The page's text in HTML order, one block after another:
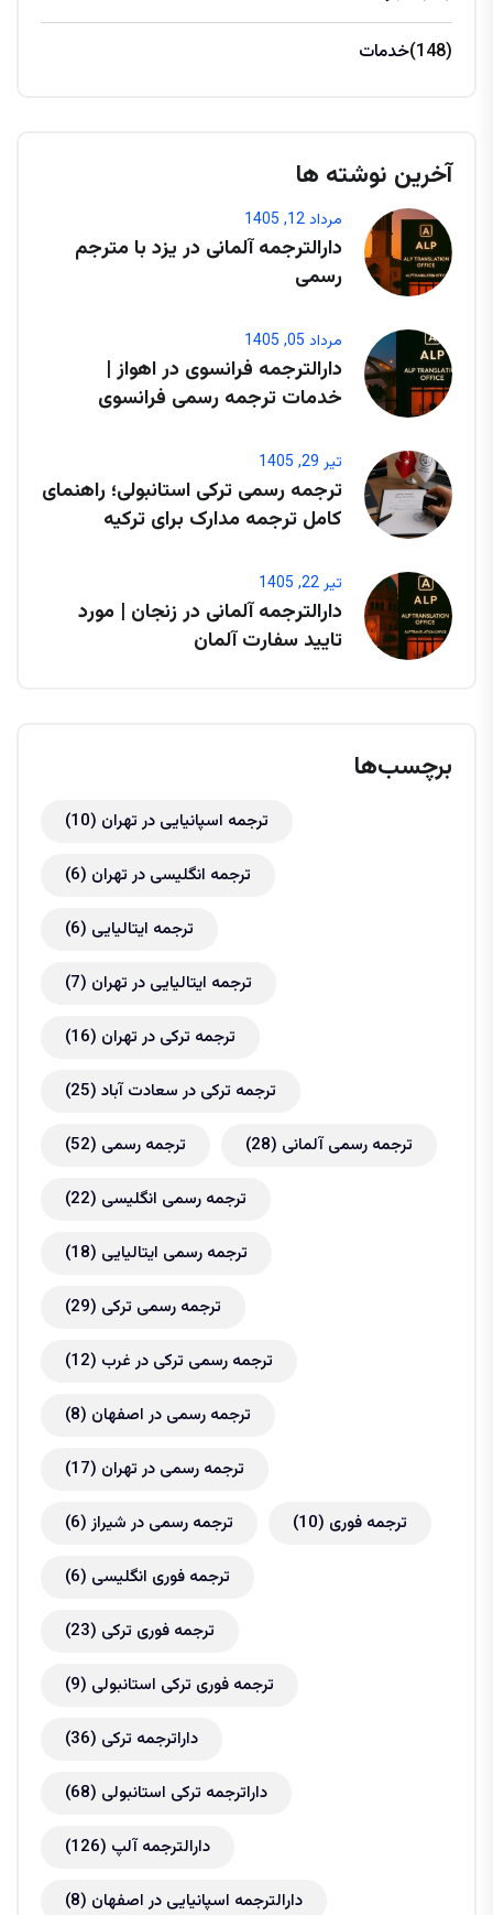
خدمات (148)
آخرین نوشته ها
مرداد 12, 1405
دارالترجمه آلمانی در یزد با مترجم
رسمی
مرداد 05, 1405
دارالترجمه فرانسوی در اهواز |
خدمات ترجمه رسمی فرانسوی
تیر 29, 1405
ترجمه رسمی ترکی استانبولی؛ راهنمای
کامل ترجمه مدارک برای ترکیه
تیر 22, 1405
دارالترجمه آلمانی در زنجان | مورد
تایید سفارت آلمان
برچسب‌ها
ترجمه اسپانیایی در تهران (10)
ترجمه انگلیسی در تهران (6)
ترجمه ایتالیایی (6)
ترجمه ایتالیایی در تهران (7)
ترجمه ترکی در تهران (16)
ترجمه ترکی در سعادت آباد (25)
ترجمه رسمی (52) ترجمه رسمی آلمانی (28)
ترجمه رسمی انگلیسی (22)
ترجمه رسمی ایتالیایی (18)
ترجمه رسمی ترکی (29)
ترجمه رسمی ترکی در غرب (12)
ترجمه رسمی در اصفهان (8)
ترجمه رسمی در تهران (17)
ترجمه رسمی در شیراز(6) ترجمه فوری (10)
ترجمه فوری انگلیسی (6)
ترجمه فوری ترکی (23)
ترجمه فوری ترکی استانبولی (9)
داراترجمه ترکی (36)
داراترجمه ترکی استانبولی (68)
دارالترجمه آلپ (126)
دارالترجمه اسپانیایی در اصفهان (8)